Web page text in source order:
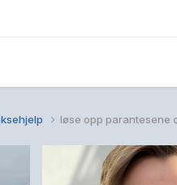
løse opp parantesene